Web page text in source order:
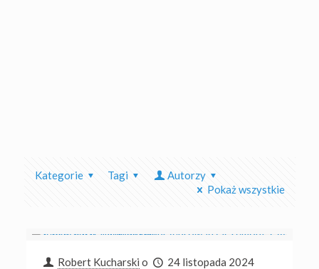
Kategorie Tagi
Autorzy
Pokaż wszystkie
Robert Kucharski o 24 listopada 2024